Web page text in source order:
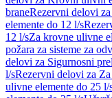
braneRezervni delovi
elemente do 12 l/s
12 l/sZa krovne ulivne
požara za sisteme za
delovi za Sigurnosni
l/sRezervni delovi za
ulivne elemente do 25 l/